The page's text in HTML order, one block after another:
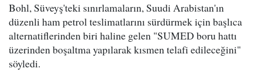
Bohl, Süveyş'teki sınırlamaların, Suudi Arabistan'ın
düzenli ham petrol teslimatlarını sürdürmek için başlıca
alternatiflerinden biri haline gelen "SUMED boru hattı
üzerinden boşaltma yapılarak kısmen telafi edileceğini"
söyledi.